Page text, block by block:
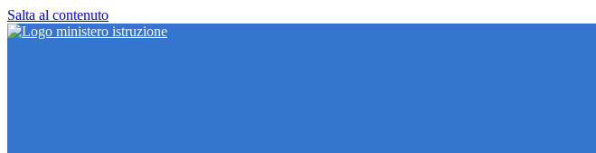
Salta al contenuto